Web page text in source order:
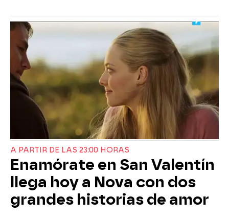
A PARTIR DE LAS 23:00 HORAS
Enamórate en San Valentín
llega hoy a Nova con dos
grandes historias de amor